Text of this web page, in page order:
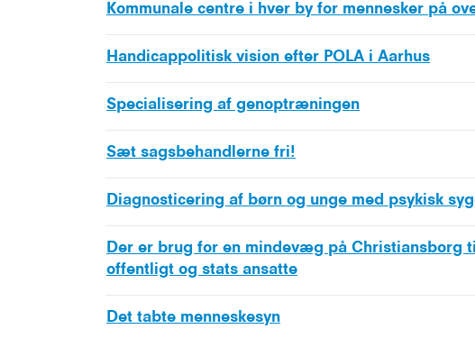
Kommunale centre i hver by for mennesker på
Handicappolitisk vision efter POLA i Aarhus
Specialisering af genoptræningen
Sæt sagsbehandlerne fri!
Diagnosticering af børn og unge med psykisk
Der er brug for en mindevæg på Christiansborg
offentligt og stats ansatte
Det tabte menneskesyn